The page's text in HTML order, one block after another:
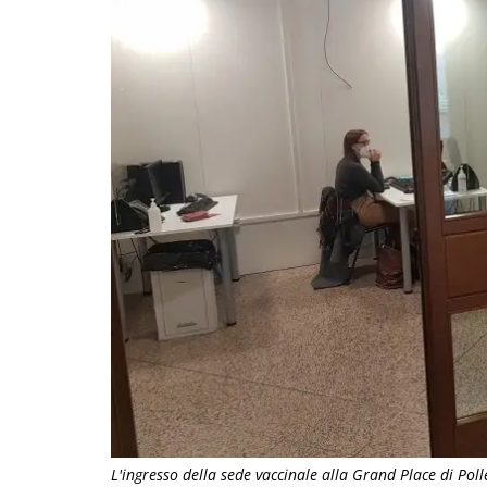
L'ingresso della sede vaccinale alla Grand Place di